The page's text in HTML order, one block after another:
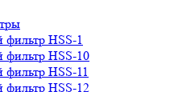
HSS-1
HSS-10
HSS-11
HSS-12